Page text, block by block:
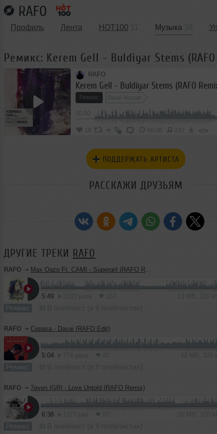
RAFO
Профиль Лента HOT100 Музыка
Ремикс: Kerem Gell - Buldiyar Stems
RAFO
Kerem Gell - Buldiyar Stems (RAFO
Ремикс Deep House
16 06:06 242 </>
ПОДДЕРЖАТЬ АРТИСТА
РАССКАЖИ ДРУЗЬЯМ
ДРУГИЕ ТРЕКИ RAFO
RAFO ➝ Max Oazo Ft. CAMI - Supergirl (RAFO Remix)
5:49
Ремикс
RAFO ➝ Cepasa - Davai (RAFO Edit)
5:04
Ремикс
RAFO ➝ 7even (GR) - Love Untold (RAFO Remix)
6:38
Ремикс